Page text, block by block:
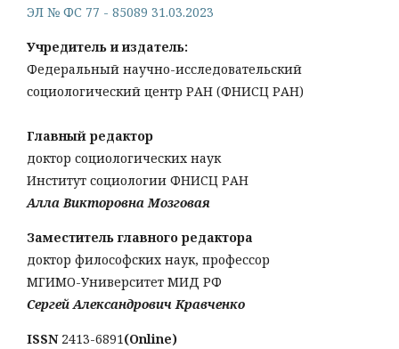
ЭЛ № ФС 77 - 85089 31.03.2023
Учредитель и издатель:
Федеральный научно-исследовательский
социологический центр РАН (ФНИСЦ РАН)
Главный редактор
доктор социологических наук
Институт социологии ФНИСЦ РАН
Алла Викторовна Мозговая
Заместитель главного редактора
доктор философских наук, профессор
МГИМО-Университет МИД РФ
Сергей Александрович Кравченко
ISSN 2413-6891(Online)